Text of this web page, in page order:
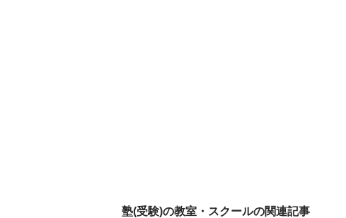
塾(受験)の教室・スクールの関連記事